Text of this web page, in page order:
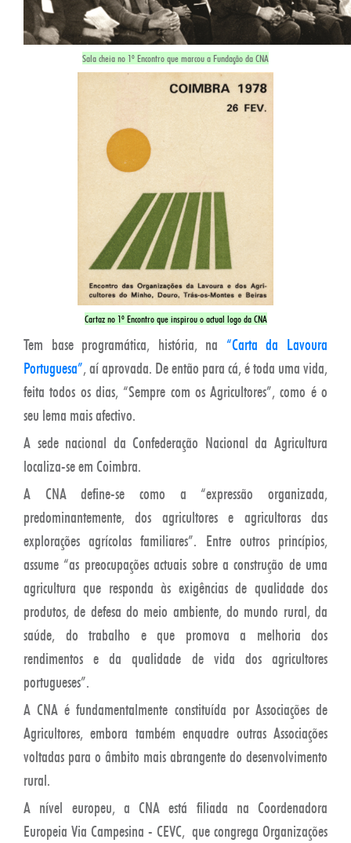
Sala cheia no 1º Encontro que marcou a Fundação da CNA
Cartaz no 1º Encontro que inspirou o actual logo da CNA
Tem base programática, história, na “Carta da Lavoura
Portuguesa”, aí aprovada. De então para cá, é toda uma vida,
feita todos os dias, “Sempre com os Agricultores”, como é o
seu lema mais afectivo.
A sede nacional da Confederação Nacional da Agricultura
localiza-se em Coimbra.
A CNA define-se como a “expressão organizada,
predominantemente, dos agricultores e agricultoras das
explorações agrícolas familiares”. Entre outros princípios,
assume “as preocupações actuais sobre a construção de uma
agricultura que responda às exigências de qualidade dos
produtos, de defesa do meio ambiente, do mundo rural, da
saúde, do trabalho e que promova a melhoria dos
rendimentos e da qualidade de vida dos agricultores
portugueses”.
A CNA é fundamentalmente constituída por Associações de
Agricultores, embora também enquadre outras Associações
voltadas para o âmbito mais abrangente do desenvolvimento
rural.
A nível europeu, a CNA está filiada na Coordenadora
Europeia Via Campesina - CEVC, que congrega Organizações